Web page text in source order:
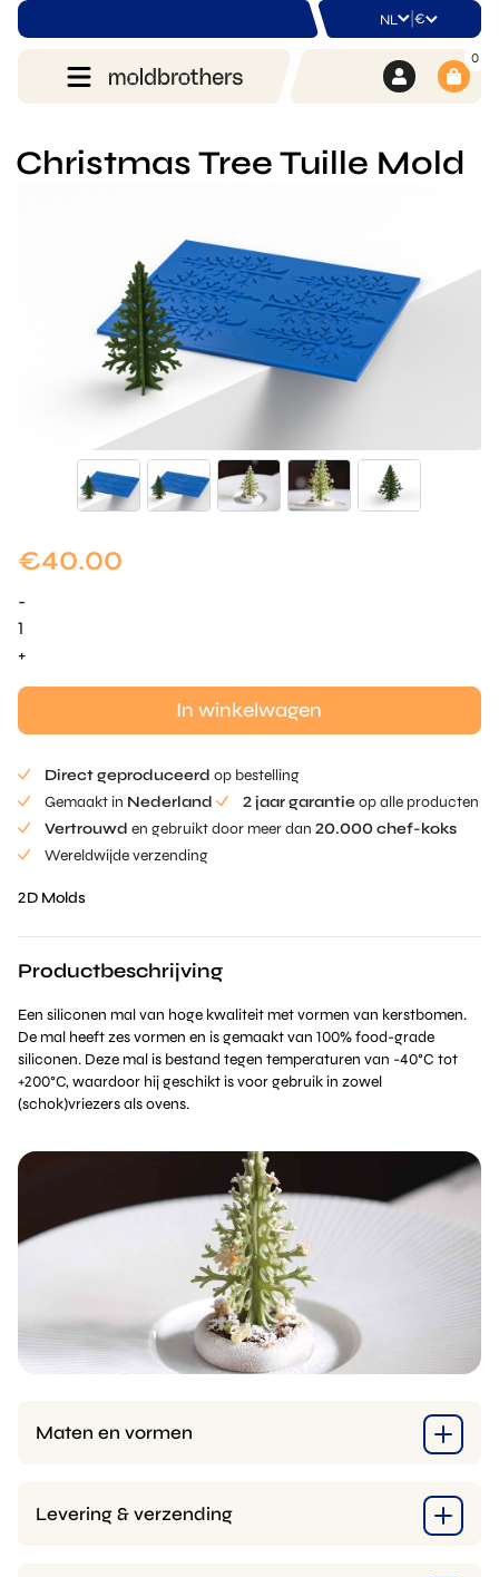
NL |€
0
Christmas Tree Tuille Mold
€40.00
-
Kerstboom
Tuille
+
In winkelwagen
Direct geproduceerd op bestelling
Gemaakt in Nederland 2 jaar garantieop alle producten
Vertrouwd en gebruikt door meer dan 20.000 chef-koks
Wereldwijde verzending
2D Molds
Productbeschrijving
Een siliconen mal van hoge kwaliteit met vormen van kerstbomen.
De mal heeft zes vormen en is gemaakt van 100% food-grade
siliconen. Deze mal is bestand tegen temperaturen van -40°C tot
+200°C, waardoor hij geschikt is voor gebruik in zowel
(schok)vriezers als ovens.
Maten en vormen
Levering & verzending